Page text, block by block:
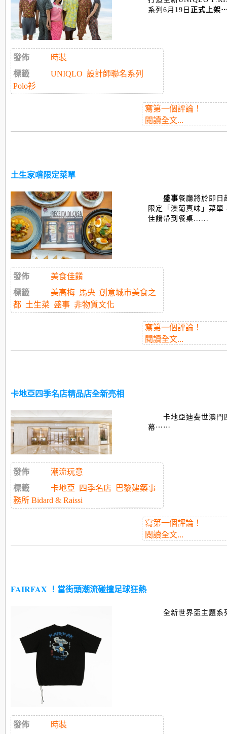
系列6月19日 正式上
發佈
時裝
標籤
UNIQLO 設計師聯名系列
Polo衫
寫第一個評論！
閱讀全文...
土生家嚐限定菜單
盛事餐廳將於即日
限定「澳葡真味」菜單
佳餚帶到餐桌......
發佈
美食佳餚
標籤
美高梅 馬央 創意城市美食之
都 土生菜 盛事 非物質文化
寫第一個評論！
閱讀全文...
卡地亞四季名店精品店全新亮相
卡地亞迪斐世澳門
幕⋯⋯
發佈
潮流玩意
標籤
卡地亞 四季名店
巴黎建築事
務所 Bidard & Raissi
寫第一個評論！
閱讀全文...
FAIRFAX ！當街頭潮流碰撞足球狂熱
全新世界盃主題
發佈
時裝